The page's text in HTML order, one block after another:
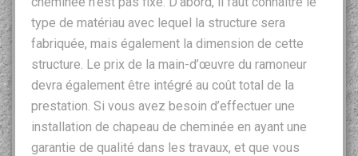
type de matériau avec lequel la structure sera
fabriquée, mais également la dimension de cette
structure. Le prix de la main-d’œuvre du ramoneur
devra également être intégré au coût total de la
prestation. Si vous avez besoin d’effectuer une
installation de chapeau de cheminée en ayant une
garantie de qualité dans les travaux, et que vous